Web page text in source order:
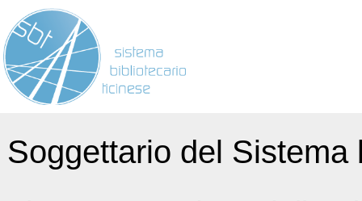
Soggettario del